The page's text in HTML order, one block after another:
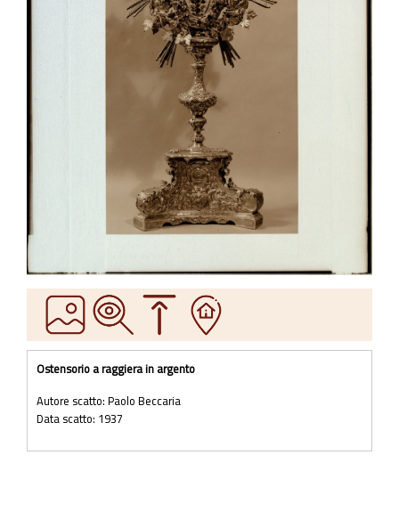
Ostensorio a raggiera in argento
Autore scatto: Paolo Beccaria
Data scatto: 1937